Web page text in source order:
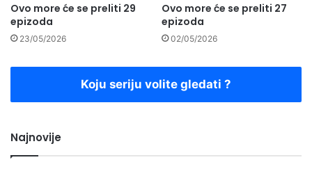
Ovo more će se preliti 29
epizoda
23/05/2026
Ovo more će se preliti 27
epizoda
02/05/2026
Koju seriju volite gledati ?
Najnovije